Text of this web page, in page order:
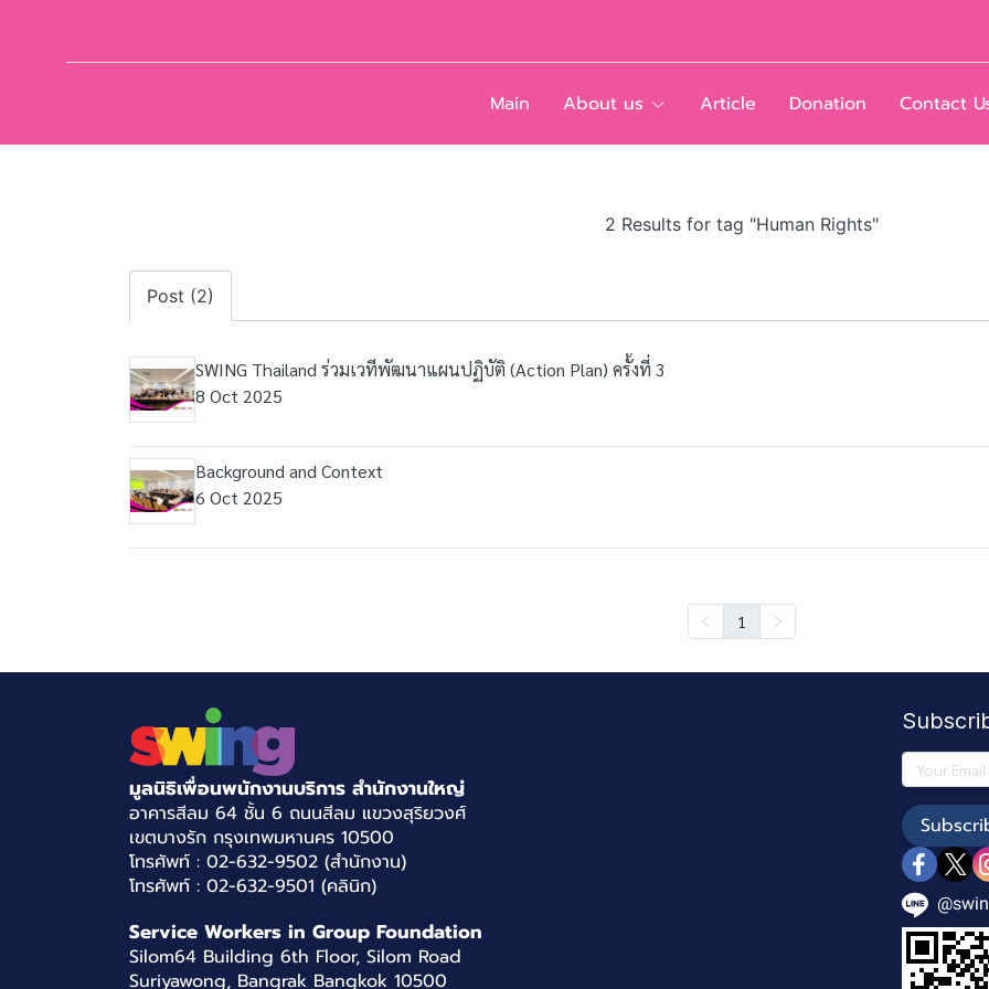
Main About us Article Donation Contact
2 Results for tag "Human Rights"
Post (2)
SWING Thailand ร่วมเวทีพัฒนาแผนปฏิบัติ (Action Plan) ครั้งที่ 3
8 Oct 2025
Background and Context
6 Oct 2025
1
มูลนิธิเพื่อนพนักงานบริการ สำนักงานใหญ่
อาคารสีลม 64 ชั้น 6 ถนนสีลม แขวงสุริยวงศ์
เขตบางรัก กรุงเทพมหานคร 10500
โทรศัพท์ : 02-632-9502 (สำนักงาน)
โทรศัพท์ : 02-632-9501 (คลินิก)
Service Workers in Group Foundation
Silom64 Building 6th Floor, Silom Road
Suriyawong, Bangrak Bangkok 10500